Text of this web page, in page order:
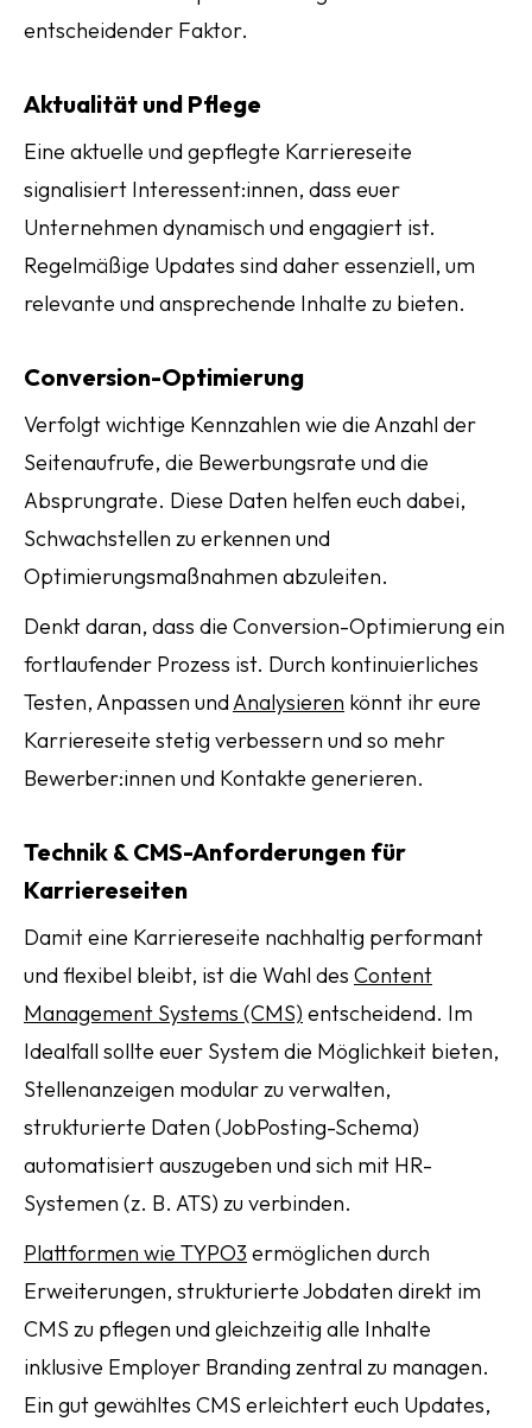
entscheidender Faktor.
Aktualität und Pflege
Eine aktuelle und gepflegte Karriereseite
signalisiert Interessent:innen, dass euer
Unternehmen dynamisch und engagiert ist.
Regelmäßige Updates sind daher essenziell, um
relevante und ansprechende Inhalte zu bieten.
Conversion-Optimierung
Verfolgt wichtige Kennzahlen wie die Anzahl der
Seitenaufrufe, die Bewerbungsrate und die
Absprungrate. Diese Daten helfen euch dabei,
Schwachstellen zu erkennen und
Optimierungsmaßnahmen abzuleiten.
Denkt daran, dass die Conversion-Optimierung ein
fortlaufender Prozess ist. Durch kontinuierliches
Testen, Anpassen undAnalysieren könnt ihr eure
Karriereseite stetig verbessern und so mehr
Bewerber:innen und Kontakte generieren.
Technik & CMS-Anforderungen für
Karriereseiten
Damit eine Karriereseite nachhaltig performant
und flexibel bleibt, ist die Wahl des Content
Management Systems (CMS) entscheidend. Im
Idealfall sollte euer System die Möglichkeit bieten,
Stellenanzeigen modular zu verwalten,
strukturierte Daten (JobPosting-Schema)
automatisiert auszugeben und sich mit HR-
Systemen (z. B. ATS) zu verbinden.
Plattformen wie TYPO3 ermöglichen durch
Erweiterungen, strukturierte Jobdaten direkt im
CMS zu pflegen und gleichzeitig alle Inhalte
inklusive Employer Branding zentral zu managen.
Ein gut gewähltes CMS erleichtert euch Updates,